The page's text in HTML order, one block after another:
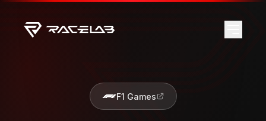
F1 Games